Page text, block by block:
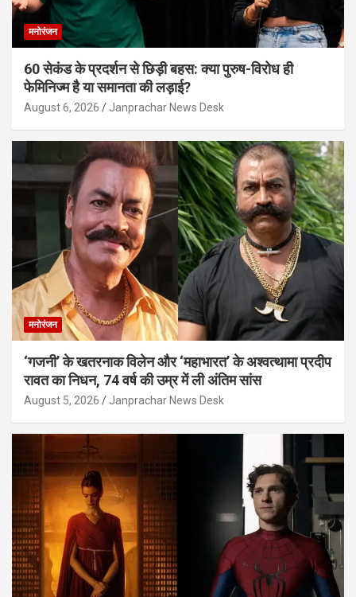
मनोरंजन
60 सेकंड के प्रदर्शन से छिड़ी बहस: क्या पुरुष-विरोध ही
फेमिनिज्म है या समानता की लड़ाई?
August 6, 2026 Janprachar News Desk
मनोरंजन
‘गजनी’ के खतरनाक विलेन और ‘महाभारत’ के अश्वत्थामा प्रदीप
रावत का निधन, 74 वर्ष की उम्र में ली अंतिम सांस
August 5, 2026 Janprachar News Desk